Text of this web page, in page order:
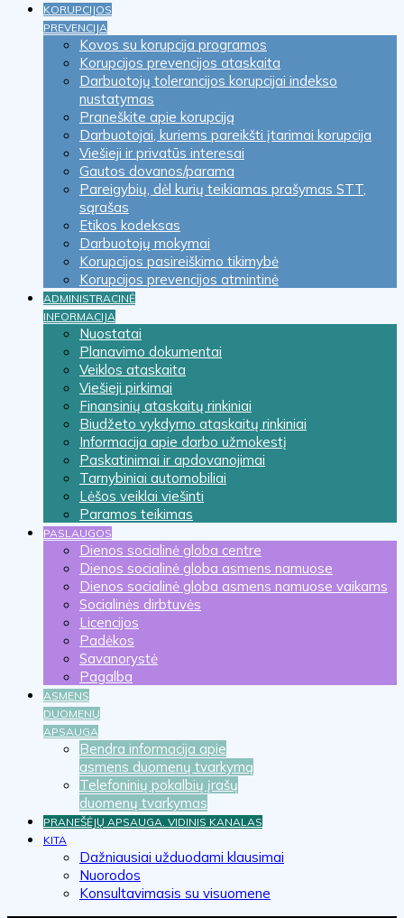
KORUPCIJOS
PREVENCIJA
Kovos su korupcija programos
Korupcijos prevencijos ataskaita
Darbuotojų tolerancijos korupcijai indekso
nustatymas
Praneškite apie korupciją
Darbuotojai, kuriems pareikšti įtarimai korupcija
Viešieji ir privatūs interesai
Gautos dovanos/parama
Pareigybių, dėl kurių teikiamas prašymas STT,
sąrašas
Etikos kodeksas
Darbuotojų mokymai
Korupcijos pasireiškimo tikimybė
Korupcijos prevencijos atmintinė
ADMINISTRACINĖ
INFORMACIJA
Nuostatai
Planavimo dokumentai
Veiklos ataskaita
Viešieji pirkimai
Finansinių ataskaitų rinkiniai
Biudžeto vykdymo ataskaitų rinkiniai
Informacija apie darbo užmokestį
Paskatinimai ir apdovanojimai
Tarnybiniai automobiliai
Lėšos veiklai viešinti
Paramos teikimas
PASLAUGOS
Dienos socialinė globa centre
Dienos socialinė globa asmens namuose
Dienos socialinė globa asmens namuose vaikams
Socialinės dirbtuvės
Licencijos
Padėkos
Savanorystė
Pagalba
ASMENS
DUOMENŲ
APSAUGA
Bendra informacija apie
asmens duomenų tvarkymą
Telefoninių pokalbių įrašų
duomenų tvarkymas
PRANEŠĖJŲ APSAUGA. VIDINIS KANALAS
KITA
Dažniausiai užduodami klausimai
Nuorodos
Konsultavimasis su visuomene